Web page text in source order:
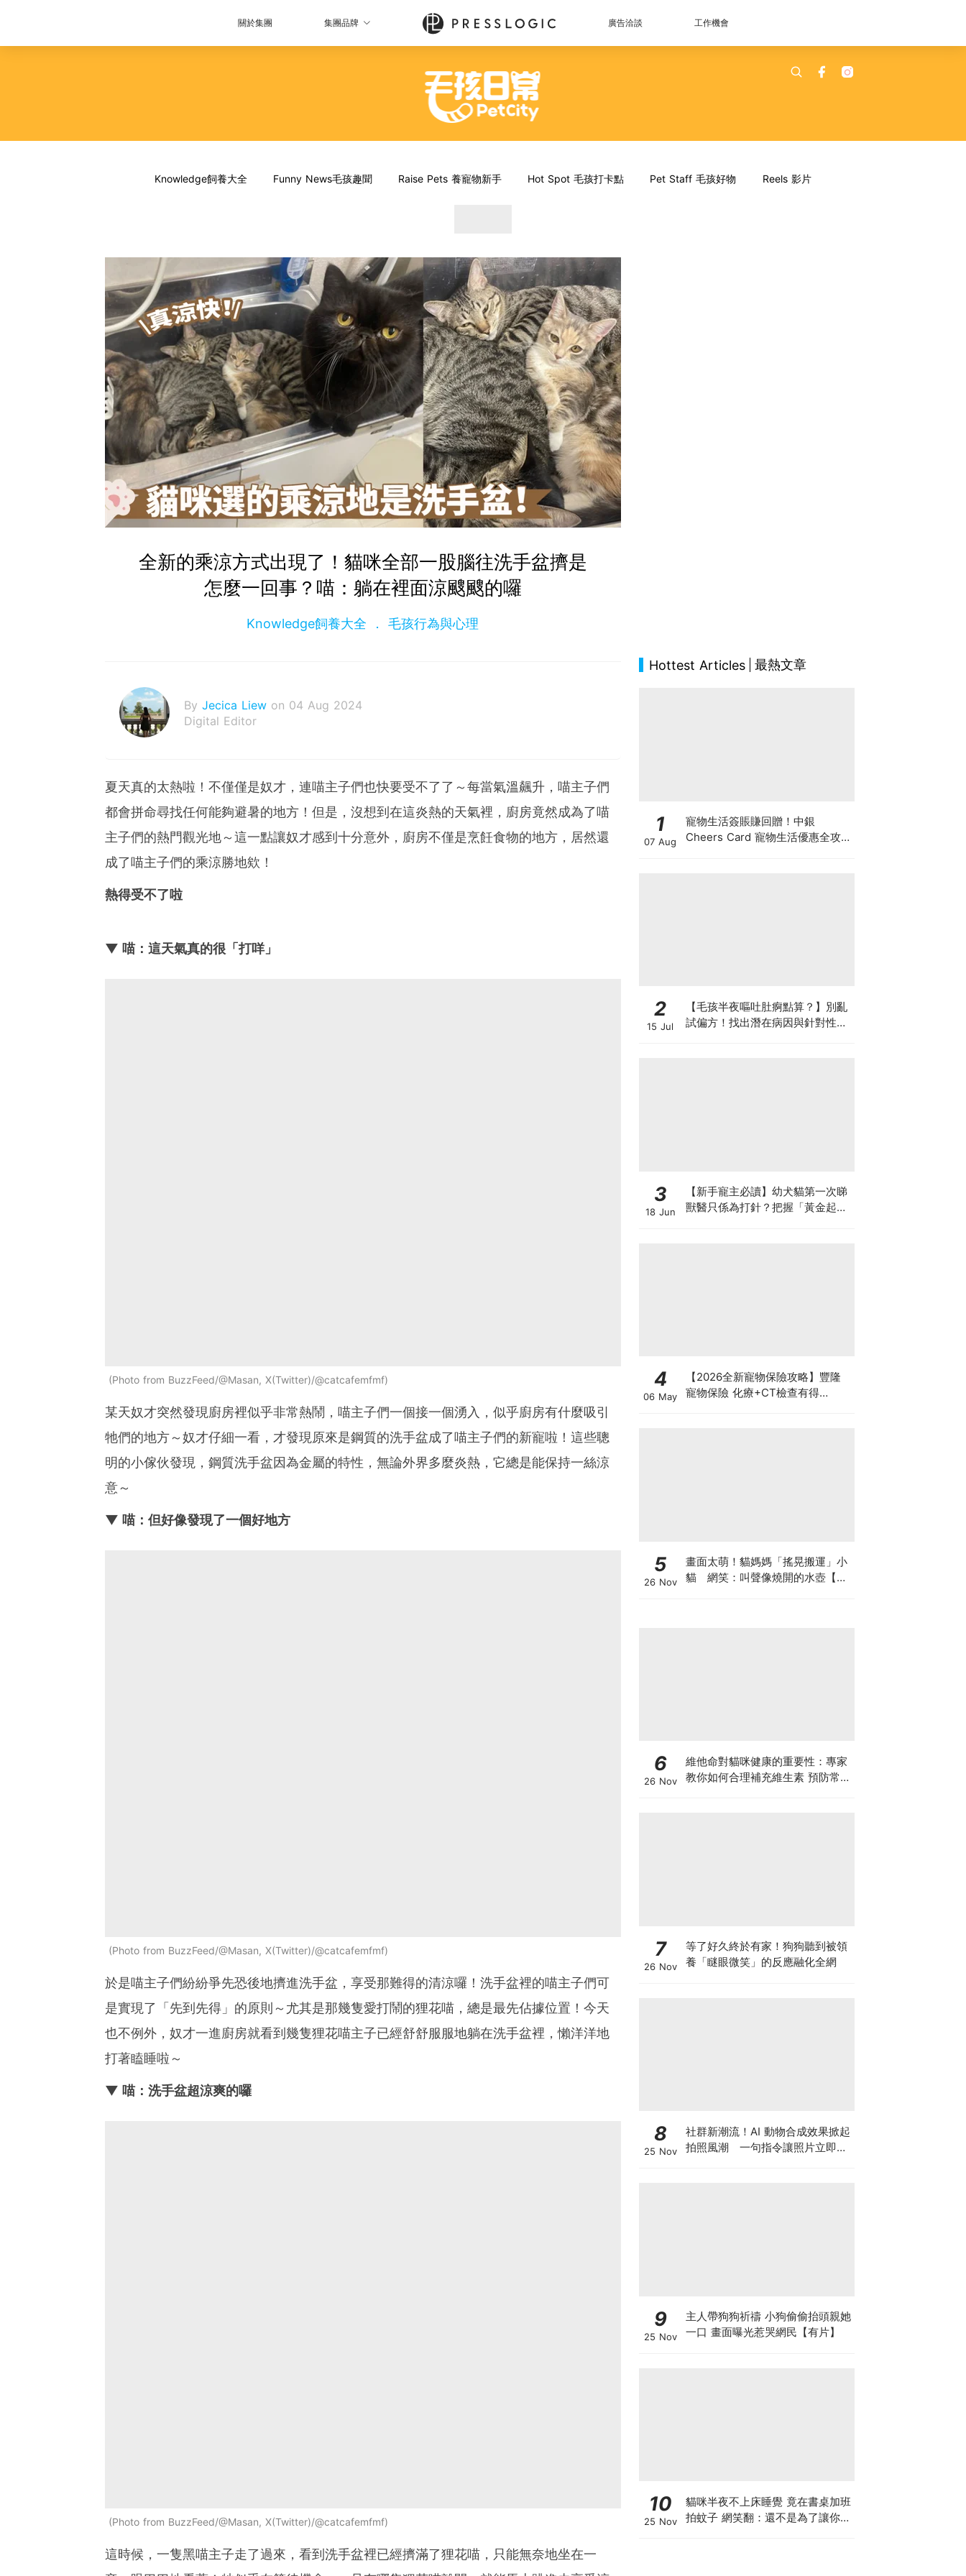
關於集團 集團品牌 廣告洽談 工作機會
Knowledge飼養大全 Funny News毛孩趣聞 Raise Pets 養寵物新手 Hot Spot 毛孩打卡點 Pet Staff 毛孩好物 Reels 影片
全新的乘涼方式出現了！貓咪全部一股腦往洗手盆擠是
怎麼一回事？喵：躺在裡面涼颼颼的囉
Knowledge飼養大全 毛孩行為與心理
By Jecica Liew on 04 Aug 2024
Digital Editor
夏天真的太熱啦！不僅僅是奴才，連喵主子們也快要受不了了～每當氣溫飆升，喵主子們
都會拼命尋找任何能夠避暑的地方！但是，沒想到在這炎熱的天氣裡，廚房竟然成為了喵
主子們的熱門觀光地～這一點讓奴才感到十分意外，廚房不僅是烹飪食物的地方，居然還
成了喵主子們的乘涼勝地欸！
熱得受不了啦
▼ 喵：這天氣真的很「打咩」
Photo from BuzzFeed/@Masan, X(Twitter)/@catcafemfmf
某天奴才突然發現廚房裡似乎非常熱鬧，喵主子們一個接一個湧入，似乎廚房有什麼吸引
牠們的地方～奴才仔細一看，才發現原來是鋼質的洗手盆成了喵主子們的新寵啦！這些聰
明的小傢伙發現，鋼質洗手盆因為金屬的特性，無論外界多麼炎熱，它總是能保持一絲涼
意～
▼ 喵：但好像發現了一個好地方
Photo from BuzzFeed/@Masan, X(Twitter)/@catcafemfmf
於是喵主子們紛紛爭先恐後地擠進洗手盆，享受那難得的清涼囉！洗手盆裡的喵主子們可
是實現了「先到先得」的原則～尤其是那幾隻愛打鬧的狸花喵，總是最先佔據位置！今天
也不例外，奴才一進廚房就看到幾隻狸花喵主子已經舒舒服服地躺在洗手盆裡，懶洋洋地
打著瞌睡啦～
▼ 喵：洗手盆超涼爽的囉
Photo from BuzzFeed/@Masan, X(Twitter)/@catcafemfmf
這時候，一隻黑喵主子走了過來，看到洗手盆裡已經擠滿了狸花喵，只能無奈地坐在一
Hottest Articles 最熱文章
1
07 Aug
寵物生活簽賬賺回贈！中銀
Cheers Card 寵物生活優惠全攻
2
15 Jul
【毛孩半夜嘔吐肚痾點算？】別亂
試偏方！找出潛在病因與針對性營
3
18 Jun
【新手寵主必讀】幼犬貓第一次睇
獸醫只係為打針？把握「黃金起跑
4
06 May
【2026全新寵物保險攻略】豐隆
寵物保險 化療+CT檢查有得
5
26 Nov
畫面太萌！貓媽媽「搖晃搬運」小
貓 網笑：叫聲像燒開的水壺【有
6
26 Nov
維他命對貓咪健康的重要性：專家
教你如何合理補充維生素 預防常見
7
26 Nov
等了好久終於有家！狗狗聽到被領
養「瞇眼微笑」的反應融化全網
8
25 Nov
社群新潮流！AI 動物合成效果掀起
拍照風潮 一句指令讓照片立即升
9
25 Nov
主人帶狗狗祈禱 小狗偷偷抬頭親她
一口 畫面曝光惹哭網民【有片】
10
25 Nov
貓咪半夜不上床睡覺 竟在書桌加班
拍蚊子 網笑翻：還不是為了讓你睡